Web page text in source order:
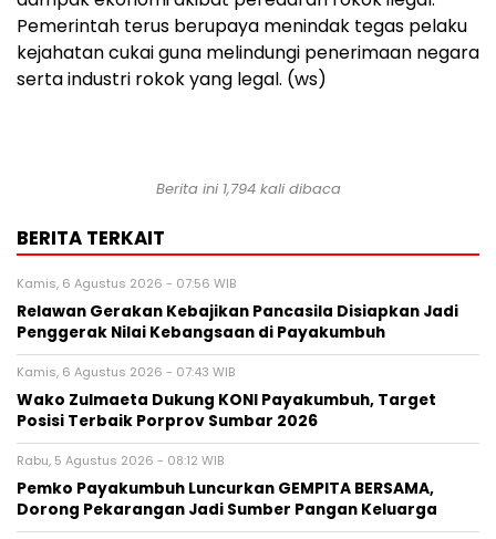
Pemerintah terus berupaya menindak tegas pelaku
kejahatan cukai guna melindungi penerimaan negara
serta industri rokok yang legal. (ws)
Berita ini 1,794 kali dibaca
BERITA TERKAIT
Kamis, 6 Agustus 2026 - 07:56 WIB
Relawan Gerakan Kebajikan Pancasila Disiapkan Jadi
Penggerak Nilai Kebangsaan di Payakumbuh
Kamis, 6 Agustus 2026 - 07:43 WIB
Wako Zulmaeta Dukung KONI Payakumbuh, Target
Posisi Terbaik Porprov Sumbar 2026
Rabu, 5 Agustus 2026 - 08:12 WIB
Pemko Payakumbuh Luncurkan GEMPITA BERSAMA,
Dorong Pekarangan Jadi Sumber Pangan Keluarga